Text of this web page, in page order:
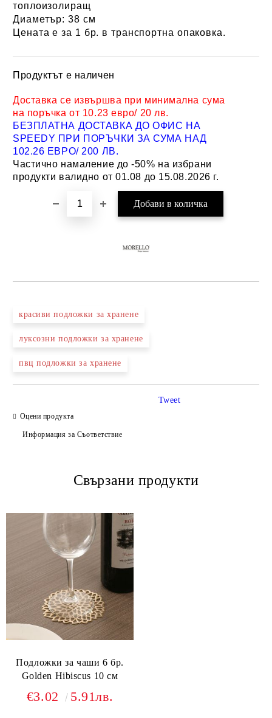
топлоизолиращ
Диаметър: 38 см
Цената е за 1 бр. в транспортна опаковка.
Продуктът е наличен
Доставка се извършва при минимална сума
на поръчка от 10.23 евро/ 20 лв.
БЕЗПЛАТНА ДОСТАВКА ДО ОФИС НА
SPEEDY ПРИ ПОРЪЧКИ ЗА СУМА НАД
102.26 ЕВРО/ 200 ЛВ.
Частично намаление до -50% на избрани
продукти валидно от 01.08 до 15.08.2026 г.
красиви подложки за хранене
луксозни подложки за хранене
пвц подложки за хранене
Оцени продукта
Информация за Съответствие
Tweet
Свързани продукти
Подложки за чаши 6 бр.
Golden Hibiscus 10 см
€3.02 5.91лв.